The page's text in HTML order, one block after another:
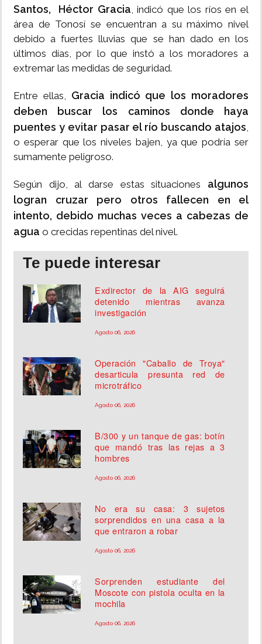
Santos, Héctor Gracia, indicó que los ríos en el
área de Tonosí se encuentran a su máximo nivel
debido a fuertes lluvias que se han dado en los
últimos días, por lo que instó a los moradores a
extremar las medidas de seguridad.
Entre ellas, Gracia indicó que los moradores
deben buscar los caminos donde haya
puentes y evitar pasar el río buscando atajos,
o esperar que los niveles bajen, ya que podría ser
sumamente peligroso.
Según dijo, al darse estas situaciones algunos
logran cruzar pero otros fallecen en el
intento, debido muchas veces a cabezas de
agua o crecidas repentinas del nivel.
Te puede interesar
Exdirector de la AIG seguirá
detenido mientras avanza
investigación
Agosto 06, 2026
Operación "Caballo de Troya"
desarticula presunta red de
microtráfico
Agosto 06, 2026
B/300 y un tanque de gas: botín
que mandó tras las rejas a 3
hombres
Agosto 06, 2026
No era su casa: 3 sujetos
sorprendidos en una casa a la
que entraron a robar
Agosto 06, 2026
Sorprenden estudiante del
Moscote con pistola oculta en la
mochila
Agosto 06, 2026